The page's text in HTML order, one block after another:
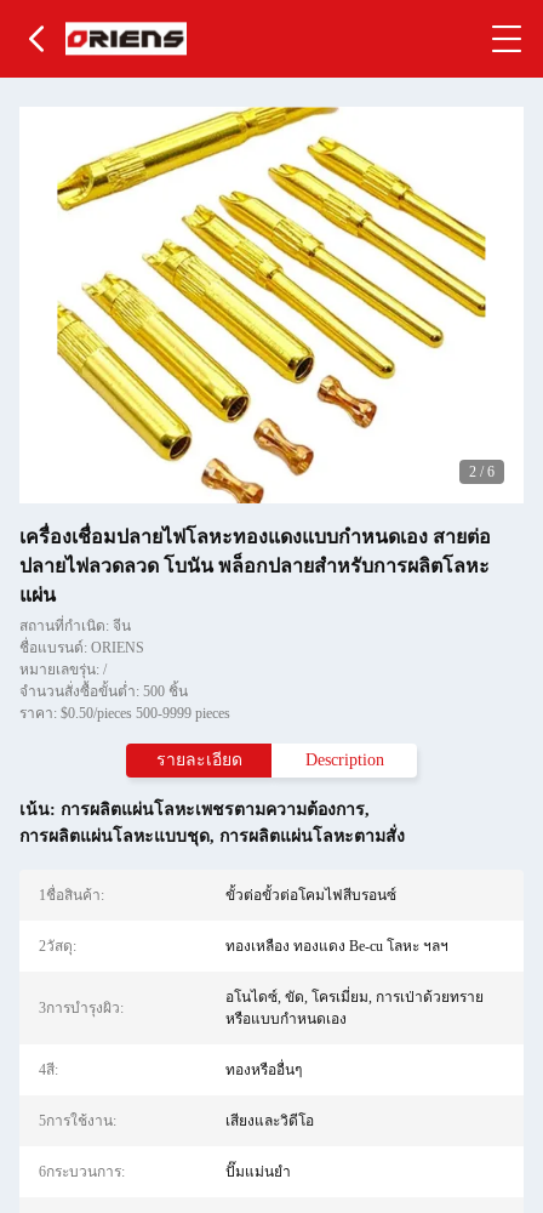
2 / 6
เครื่องเชื่อมปลายไฟโลหะทองแดงแบบกําหนดเอง สายต่อ
ปลายไฟลวดลวด โบนัน พล็อกปลายสําหรับการผลิตโลหะ
แผ่น
สถานที่กำเนิด: จีน
ชื่อแบรนด์: ORIENS
หมายเลขรุ่น: /
จำนวนสั่งซื้อขั้นต่ำ: 500 ชิ้น
ราคา: $0.50/pieces 500-9999 pieces
รายละเอียด Description
เน้น: การผลิตแผ่นโลหะเพชรตามความต้องการ,
การผลิตแผ่นโลหะแบบชุด, การผลิตแผ่นโลหะตามสั่ง
1ชื่อสินค้า: ขั้วต่อขั้วต่อโคมไฟสีบรอนซ์
2วัสดุ: ทองเหลือง ทองแดง Be-cu โลหะ ฯลฯ
3การบํารุงผิว:
อโนไดซ์, ขัด, โครเมี่ยม, การเป่าด้วยทราย
หรือแบบกำหนดเอง
4สี: ทองหรืออื่นๆ
5การใช้งาน: เสียงและวิดีโอ
6กระบวนการ: ปั๊มแม่นยำ